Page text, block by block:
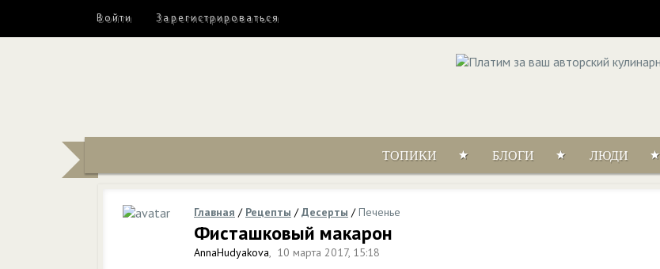
Войти Зарегистрироваться
ТОПИКИ БЛОГИ ЛЮДИ
Главная / Рецепты /Десерты /Печенье
Фисташковый макарон
AnnaHudyakova, 10 марта 2017, 15:18